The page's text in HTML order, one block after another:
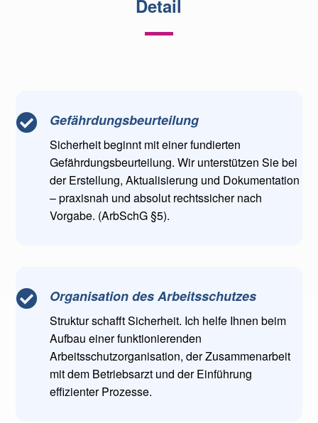
Detail
 Gefährdungsbeurteilung
Sicherheit beginnt mit einer fundierten
Gefährdungsbeurteilung. Wir unterstützen Sie bei
der Erstellung, Aktualisierung und Dokumentation
– praxisnah und absolut rechtssicher nach
Vorgabe. (ArbSchG §5).
 Organisation des Arbeitsschutzes
Struktur schafft Sicherheit. Ich helfe Ihnen beim
Aufbau einer funktionierenden
Arbeitsschutzorganisation, der Zusammenarbeit
mit dem Betriebsarzt und der Einführung
effizienter Prozesse.